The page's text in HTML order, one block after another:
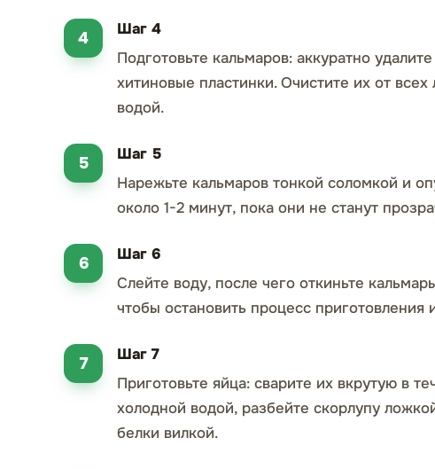
Шаг 4
Подготовьте кальмаров: аккуратно
хитиновые пластинки. Очистите их от
водой.
Шаг 5
Нарежьте кальмаров тонкой соломкой и
около 1-2 минут, пока они не станут
Шаг 6
Слейте воду, после чего откиньте
чтобы остановить процесс приготовления
Шаг 7
Приготовьте яйца: сварите их вкрутую в
холодной водой, разбейте скорлупу
белки вилкой.